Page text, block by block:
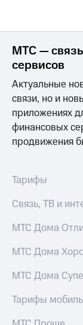
МТС —
сервисов
Актуальные
связи, но и
приложениях
финансовых
продвижения
Тарифы
Связь, ТВ и
МТС Дома
МТС Дома
МТС Дома
Тарифы